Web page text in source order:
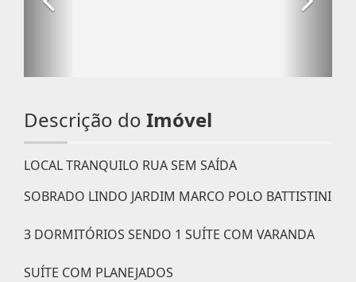
Descrição do Imóvel
LOCAL TRANQUILO RUA SEM SAÍDA
SOBRADO LINDO JARDIM MARCO POLO BATTISTINI
3 DORMITÓRIOS SENDO 1 SUÍTE COM VARANDA
SUÍTE COM PLANEJADOS